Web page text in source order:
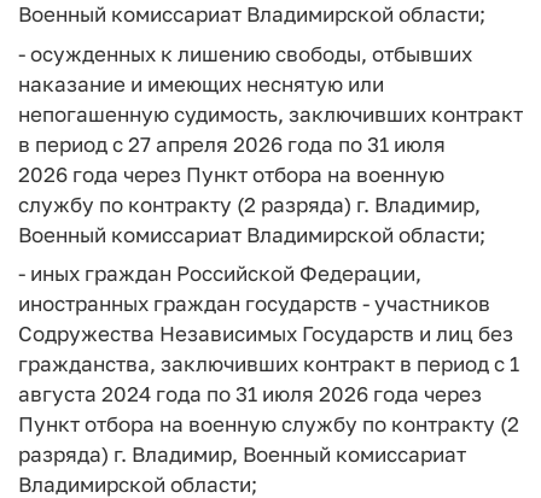
Военный комиссариат Владимирской области;
- осужденных к лишению свободы, отбывших
наказание и имеющих неснятую или
непогашенную судимость, заключивших контракт
в период с 27 апреля 2026 года по 31 июля
2026 года через Пункт отбора на военную
службу по контракту (2 разряда) г. Владимир,
Военный комиссариат Владимирской области;
- иных граждан Российской Федерации,
иностранных граждан государств - участников
Содружества Независимых Государств и лиц без
гражданства, заключивших контракт в период с 1
августа 2024 года по 31 июля 2026 года через
Пункт отбора на военную службу по контракту (2
разряда) г. Владимир, Военный комиссариат
Владимирской области;